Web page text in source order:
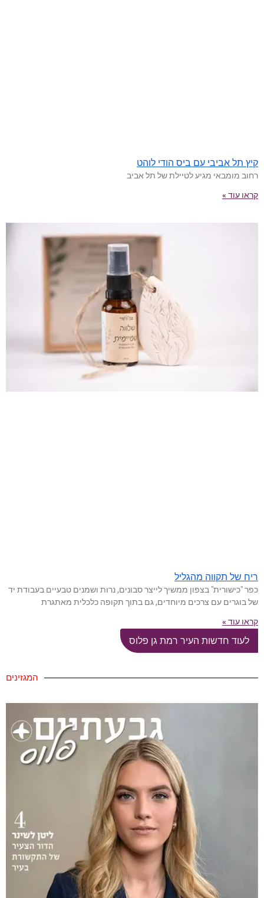
קיץ תל אביבי עם ביס הודי לוהט
רחוב מומבאי מגיע לטיילת של תל אביב
קראו עוד »
ריח של תקווה מהגליל
כפר "כישורית" בצפון ממשיך לייצר סבונים, נרות ושמנים טבעיים בעבודת יד
של בוגרים עם צרכים מיוחדים, גם בתוך תקופה כלכלית מאתגרת
קראו עוד »
לעוד חדשות העיר רמת גן פלוס
המגזינים